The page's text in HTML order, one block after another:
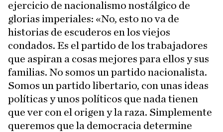
ejercicio de nacionalismo nostálgico de
glorias imperiales: «No, esto no va de
historias de escuderos en los viejos
condados. Es el partido de los trabajadores
que aspiran a cosas mejores para ellos y sus
familias. No somos un partido nacionalista.
Somos un partido libertario, con unas ideas
políticas y unos políticos que nada tienen
que ver con el origen y la raza. Simplemente
queremos que la democracia determine